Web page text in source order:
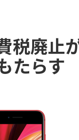
税廃止
たらす